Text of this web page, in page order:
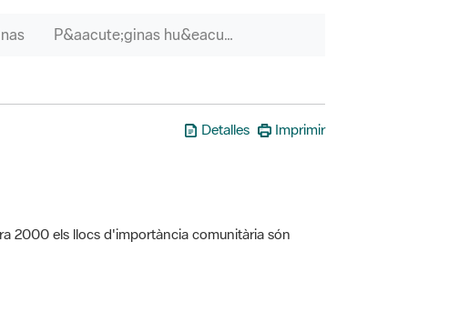
P&aacute;ginas hu&eacute;rfanas
Detalles Imprimir
2000 els llocs d'importància comunitària són